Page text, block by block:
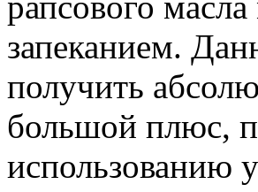
запеканием.
получить
большой плюс,
использованию